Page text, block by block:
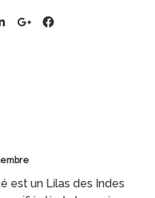
est un Lilas des Indes